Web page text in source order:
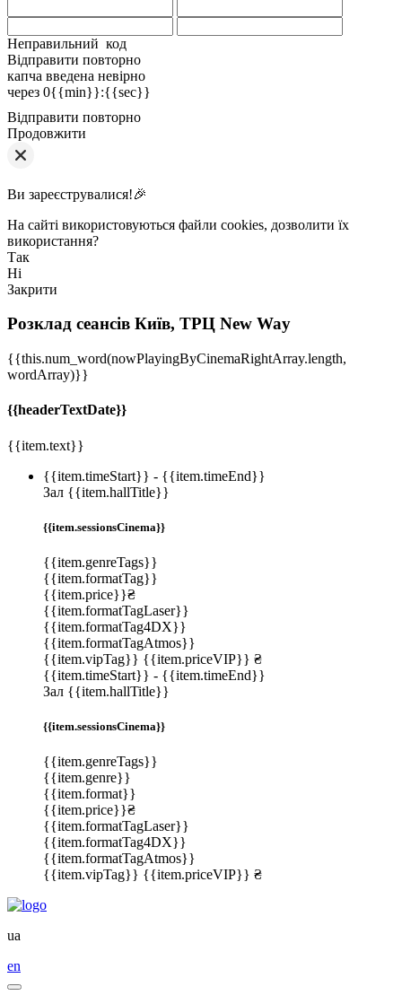
Неправильний код
Відправити повторно
капча введена невірно
через 0{{min}}:{{sec}}
Відправити повторно
Продовжити
Ви зареєструвалися!🎉
На сайті використовуються файли cookies, дозволити їх
використання?
Так
Ні
Закрити
Розклад сеансів Київ, ТРЦ New Way
{{this.num_word(nowPlayingByCinemaRightArray.length,
wordArray)}}
{{headerTextDate}}
{{item.text}}
{{item.timeStart}} - {{item.timeEnd}}
Зал {{item.hallTitle}}
{{item.sessionsCinema}}
{{item.genreTags}}
{{item.formatTag}}
{{item.price}}₴
{{item.formatTagLaser}}
{{item.formatTag4DX}}
{{item.formatTagAtmos}}
{{item.vipTag}} {{item.priceVIP}} ₴
{{item.timeStart}} - {{item.timeEnd}}
Зал {{item.hallTitle}}
{{item.sessionsCinema}}
{{item.genreTags}}
{{item.genre}}
{{item.format}}
{{item.price}}₴
{{item.formatTagLaser}}
{{item.formatTag4DX}}
{{item.formatTagAtmos}}
{{item.vipTag}} {{item.priceVIP}} ₴
ua
en